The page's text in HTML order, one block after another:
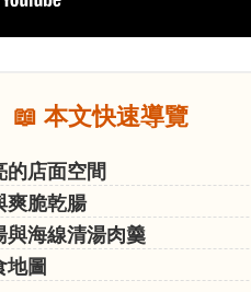
📖 本文快速導覽
的店面空間
爽脆乾腸
與海線清湯肉羹
地圖